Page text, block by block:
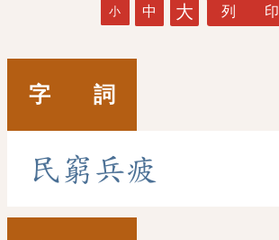
小 中 大 列 印
字 詞
民窮 兵疲